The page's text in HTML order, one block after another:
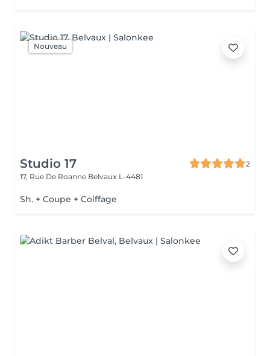
Nouveau
Studio 17
2
17, Rue De Roanne Belvaux L-4481
Sh. + Coupe + Coiffage